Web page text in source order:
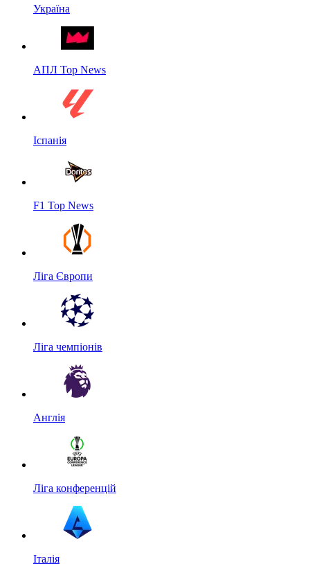
Україна
АПЛ Top News
Іспанія
F1 Top News
Ліга Європи
Ліга чемпіонів
Англія
Ліга конференцій
Італія